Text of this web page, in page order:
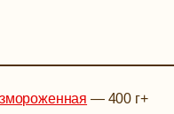
— 400 г+